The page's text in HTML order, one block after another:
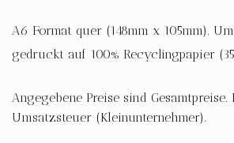
A6 Format quer (148mm x 105mm).
gedruckt auf 100% Recyclingpapier
Angegebene Preise sind
Umsatzsteuer (Kleinunternehmer).